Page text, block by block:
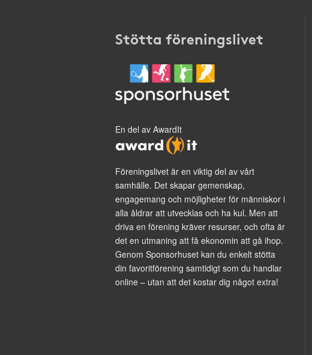
Stötta föreningslivet
En del av AwardIt
Föreningslivet är en viktig del av vårt
samhälle. Det skapar gemenskap,
engagemang och möjligheter för människor i
alla åldrar att utvecklas och ha kul. Men att
driva en förening kräver resurser, och ofta är
det en utmaning att få ekonomin att gå ihop.
Genom Sponsorhuset kan du enkelt stötta
din favoritförening samtidigt som du handlar
online – utan att det kostar dig något extra!